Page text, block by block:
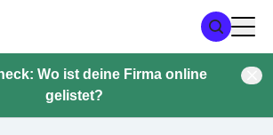
Wo ist deine Firma online
gelistet?